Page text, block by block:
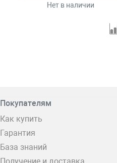
Нет в наличии
Покупателям
Как купить
Гарантия
База знаний